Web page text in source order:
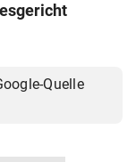
Quelle